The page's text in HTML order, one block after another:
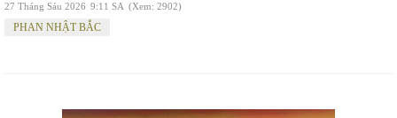
27 Tháng Sáu 2026 9:11 SA (Xem: 2902)
PHAN NHẬT BẮC